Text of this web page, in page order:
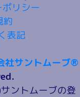
リシー
約
表記
社サントムーブ®
ントムーブの登